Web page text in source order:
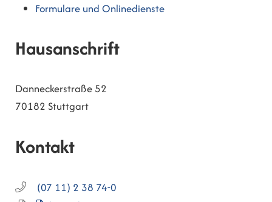
Formulare und Onlinedienste
Hausanschrift
Danneckerstraße 52
70182 Stuttgart
Kontakt
(07 11) 2 38 74-0